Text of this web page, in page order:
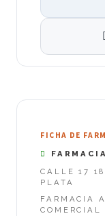
FICHA DE
CALLE 17
PLATA
FARMACIA
COMERCIAL